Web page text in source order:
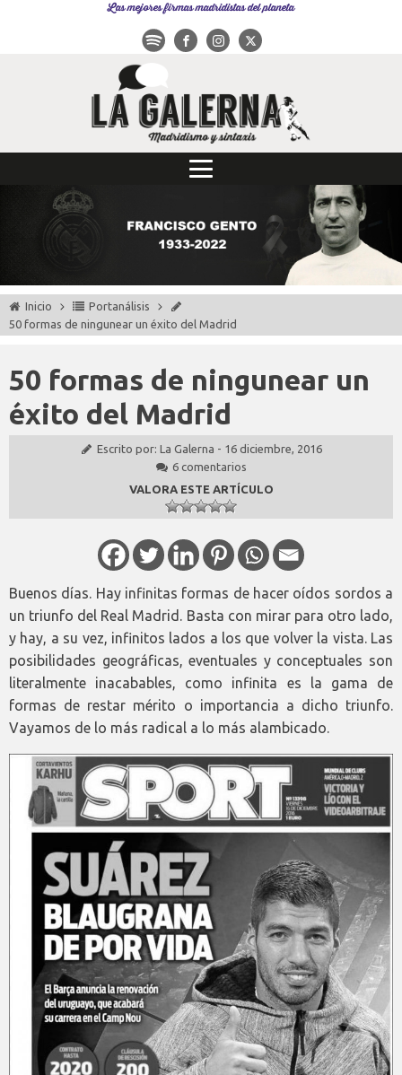
Las mejores firmas madridistas del planeta
Inicio
Portanálisis
50 formas de ningunear un éxito del Madrid
50 formas de ningunear un
éxito del Madrid
Escrito por: La Galerna - 16 diciembre, 2016
6 comentarios
VALORA ESTE ARTÍCULO
Buenos días. Hay infinitas formas de hacer oídos sordos a
un triunfo del Real Madrid. Basta con mirar para otro lado,
y hay, a su vez, infinitos lados a los que volver la vista. Las
posibilidades geográficas, eventuales y conceptuales son
literalmente inacabables, como infinita es la gama de
formas de restar mérito o importancia a dicho triunfo.
Vayamos de lo más radical a lo más alambicado.